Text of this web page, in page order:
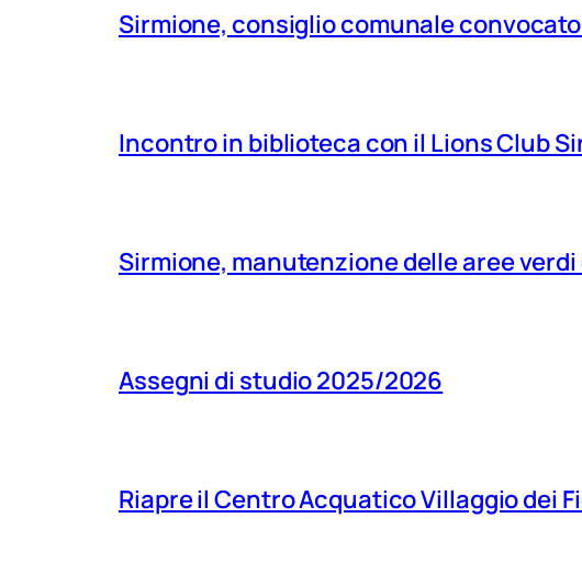
Sirmione, consiglio comunale
Incontro in biblioteca con il Lions Club
Sirmione, manutenzione delle aree
Assegni di studio 2025/2026
Riapre il Centro Acquatico Villaggio dei